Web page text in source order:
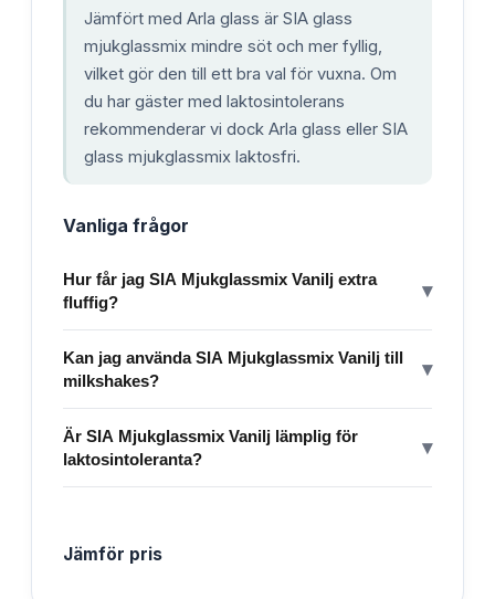
Jämfört med Arla glass är SIA glass
mjukglassmix mindre söt och mer fyllig,
vilket gör den till ett bra val för vuxna. Om
du har gäster med laktosintolerans
rekommenderar vi dock Arla glass eller SIA
glass mjukglassmix laktosfri.
Vanliga frågor
Hur får jag SIA Mjukglassmix Vanilj extra
fluffig?
▾
Kan jag använda SIA Mjukglassmix Vanilj till
milkshakes?
▾
Är SIA Mjukglassmix Vanilj lämplig för
laktosintoleranta?
▾
Jämför pris